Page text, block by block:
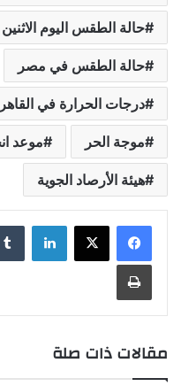
حالة الطقس اليوم الاثنين 6 يوليو 2026
حالة الطقس في مصر
درجات الحرارة في
موجة الحر موعد
هيئة الأرصاد الجوية
طباعة
مقالات ذات صلة